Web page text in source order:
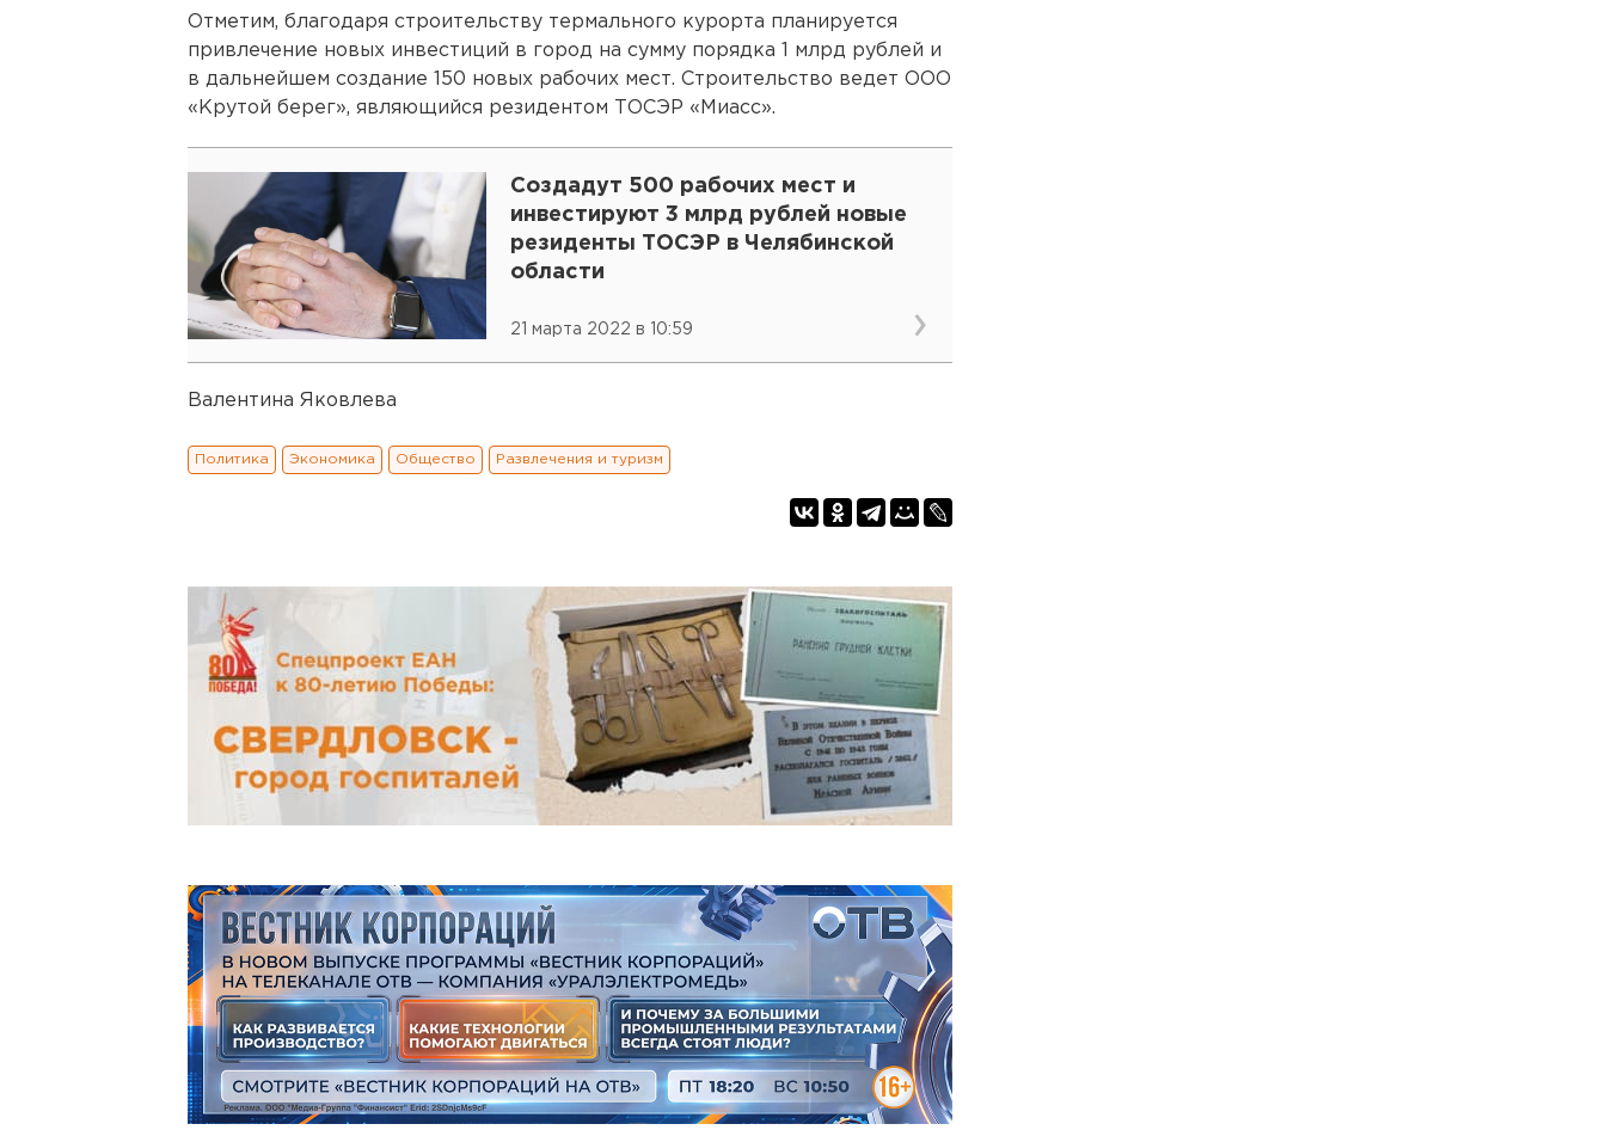
Отметим, благодаря строительству термального курорта планируется
привлечение новых инвестиций в город на сумму порядка 1 млрд рублей и
в дальнейшем создание 150 новых рабочих мест. Строительство ведет ООО
«Крутой берег», являющийся резидентом ТОСЭР «Миасс».
Создадут 500 рабочих мест и
инвестируют 3 млрд рублей новые
резиденты ТОСЭР в Челябинской
области
21 марта 2022 в 10:59
Валентина Яковлева
Политика Экономика Общество Развлечения и туризм